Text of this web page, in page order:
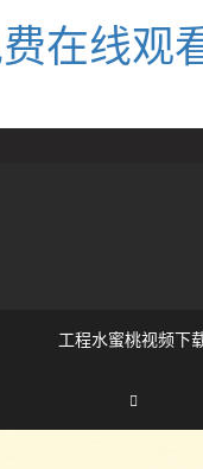
在线观
工程水蜜桃视频下